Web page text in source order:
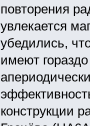
повторения
увлекается
убедились,
имеют
конструкции